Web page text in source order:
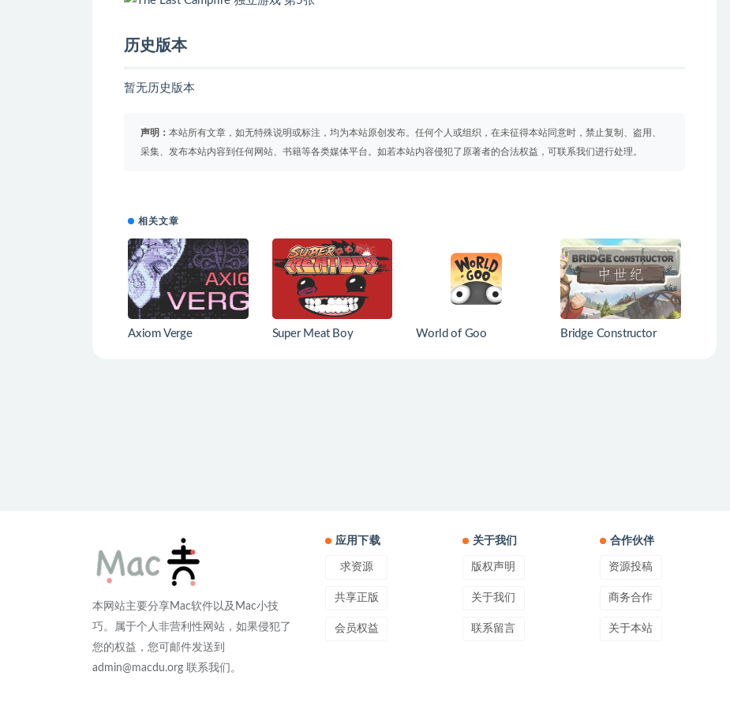
历史版本
暂无历史版本
声明： 本站所有文章，如无特殊说明或标注，均为本站原创发布。任何个人或组织，在未征得本站同意时，禁止复制、盗用、
采集、发布本站内容到任何网站、书籍等各类媒体平台。如若本站内容侵犯了原著者的合法权益，可联系我们进行处理。
相关文章
Axiom Verge Super Meat Boy World of Goo
Bridge Constructor
本网站主要分享Mac软件以及Mac小技
巧。属于个人非营利性网站，如果侵犯了
您的权益，您可邮件发送到
admin@macdu.org 联系我们。
应用下载
求资源
共享正版
会员权益
关于我们
版权声明
关于我们
联系留言
合作伙伴
资源投稿
商务合作
关于本站